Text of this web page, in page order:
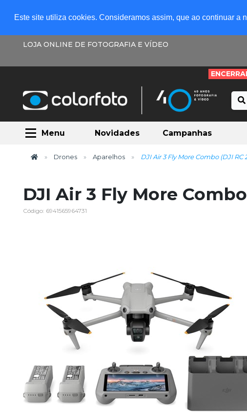
Este site utiliza cookies. Consideramos assim, que ao continuar a
LOJA ONLINE DE FOTOGRAFIA E VÍDEO
Menu Novidades Campanhas
Drones Aparelhos DJI Air 3 Fly More Combo (DJI RC
DJI Air 3 Fly More
Código: 6941565964731